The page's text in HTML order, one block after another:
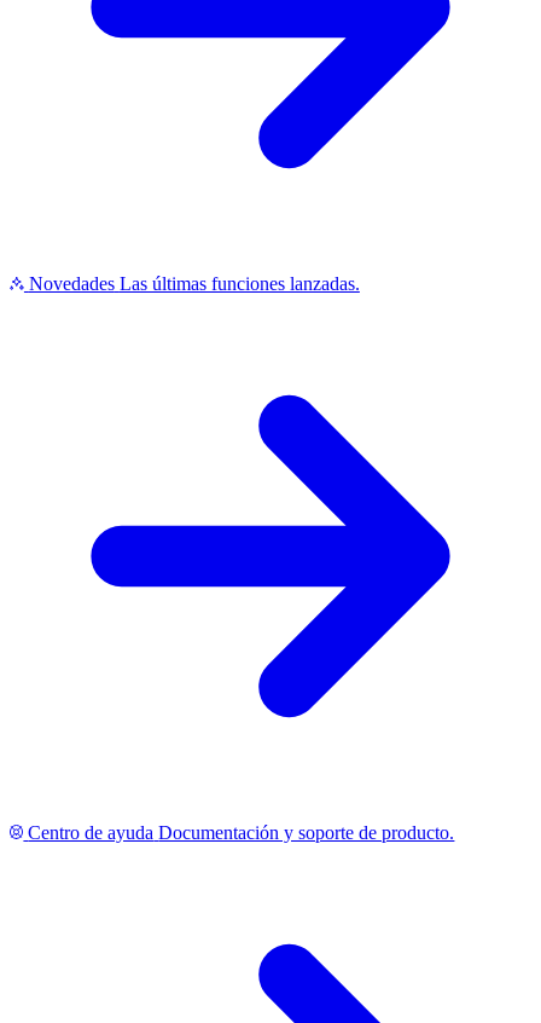
Novedades Las últimas funciones lanzadas.
Centro de ayuda Documentación y soporte de producto.